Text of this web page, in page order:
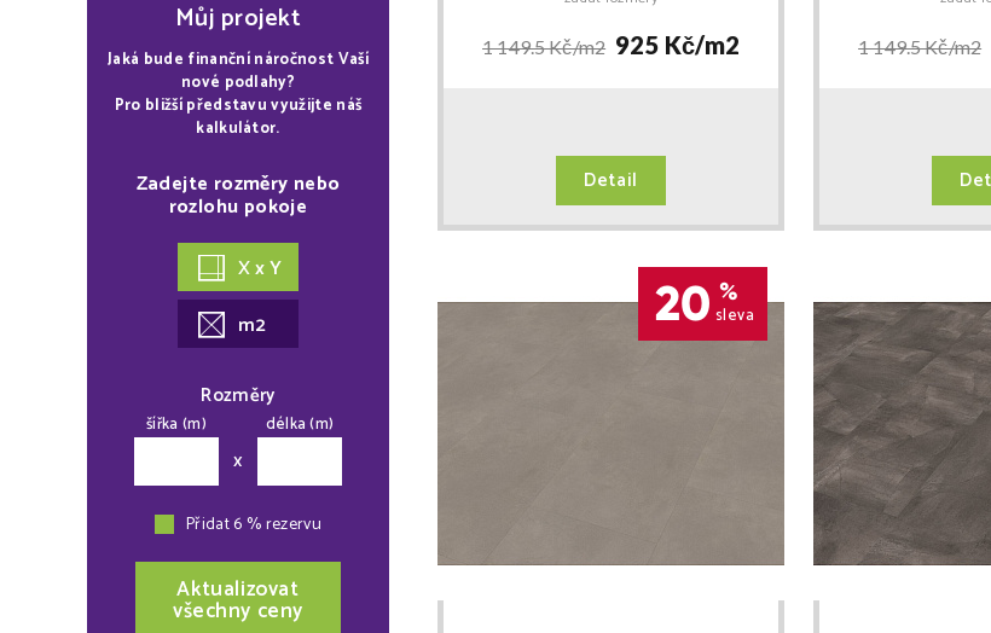
Můj projekt
Jaká bude finanční náročnost Vaší
nové podlahy?
Pro bližší představu využijte náš
kalkulátor.
Zadejte rozměry nebo
rozlohu pokoje
X x Y
m2
Rozměry
šířka (m)
x
délka (m)
Přidat 6 % rezervu
Aktualizovat
všechny ceny
1 149.5 Kč/m2 925 Kč/m2
Detail
1 149.5 Kč/m2
20 %
sleva